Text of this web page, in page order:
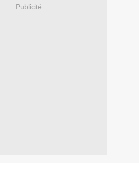
Publicité